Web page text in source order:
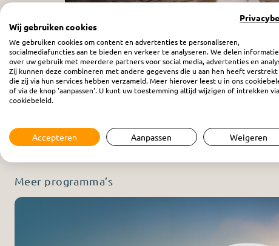
Want de tijd is nabij - afl. 59
zaterdag 26 april 2025
Meer programma’s
Wij gebruiken cookies
We gebruiken cookies om content en advertenties te personaliseren,
socialmediafuncties aan te bieden en verkeer te analyseren. We delen informatie
over uw gebruik met meerdere partners voor social media, advertenties en
Zij kunnen deze combineren met andere gegevens die u aan hen heeft
die zij via hun services hebben verzameld. Meer hierover leest u in ons
of via de knop 'aanpassen'. U kunt uw toestemming altijd wijzigen of intrekken
cookiebeleid.
Accepteren Aanpassen Weigeren